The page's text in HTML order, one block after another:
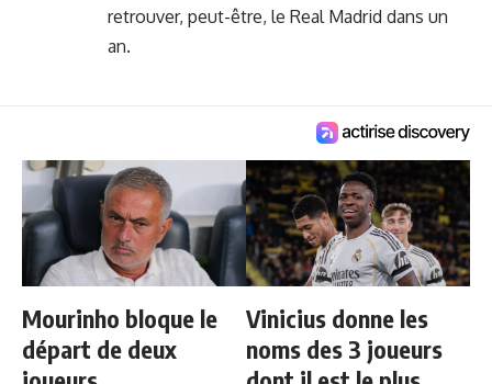
retrouver, peut-être, le Real Madrid dans un
an.
Mourinho bloque le
départ de deux
Vinicius donne les
noms des 3 joueurs